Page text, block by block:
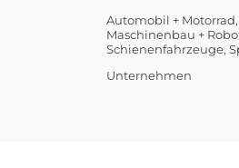
Automobil + Motorrad
Maschinenbau +
Schienenfahrzeuge
Unternehmen